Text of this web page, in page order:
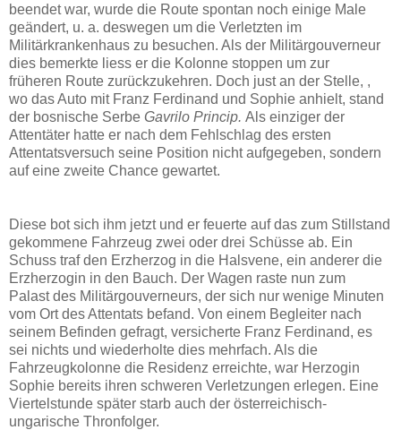
beendet war, wurde die Route spontan noch einige Male
geändert, u. a. deswegen um die Verletzten im
Militärkrankenhaus zu besuchen. Als der Militärgouverneur
dies bemerkte liess er die Kolonne stoppen um zur
früheren Route zurückzukehren. Doch just an der Stelle, ,
wo das Auto mit Franz Ferdinand und Sophie anhielt, stand
der bosnische Serbe Gavrilo Princip. Als einziger der
Attentäter hatte er nach dem Fehlschlag des ersten
Attentatsversuch seine Position nicht aufgegeben, sondern
auf eine zweite Chance gewartet.
Diese bot sich ihm jetzt und er feuerte auf das zum Stillstand
gekommene Fahrzeug zwei oder drei Schüsse ab. Ein
Schuss traf den Erzherzog in die Halsvene, ein anderer die
Erzherzogin in den Bauch. Der Wagen raste nun zum
Palast des Militärgouverneurs, der sich nur wenige Minuten
vom Ort des Attentats befand. Von einem Begleiter nach
seinem Befinden gefragt, versicherte Franz Ferdinand, es
sei nichts und wiederholte dies mehrfach. Als die
Fahrzeugkolonne die Residenz erreichte, war Herzogin
Sophie bereits ihren schweren Verletzungen erlegen. Eine
Viertelstunde später starb auch der österreichisch-
ungarische Thronfolger.